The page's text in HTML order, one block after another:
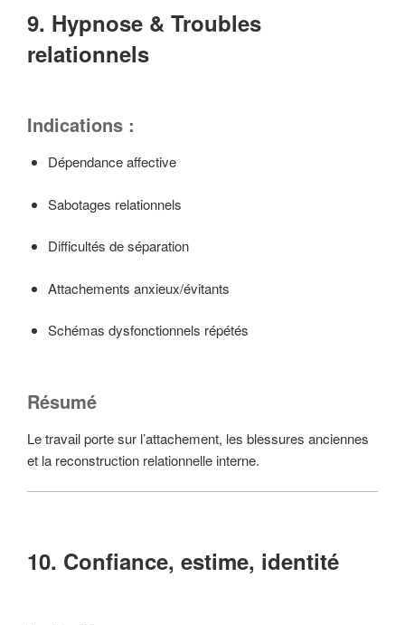
9. Hypnose & Troubles
relationnels
Indications :
Dépendance affective
Sabotages relationnels
Difficultés de séparation
Attachements anxieux/évitants
Schémas dysfonctionnels répétés
Résumé
Le travail porte sur l’attachement, les blessures anciennes
et la reconstruction relationnelle interne.
10. Confiance, estime, identité